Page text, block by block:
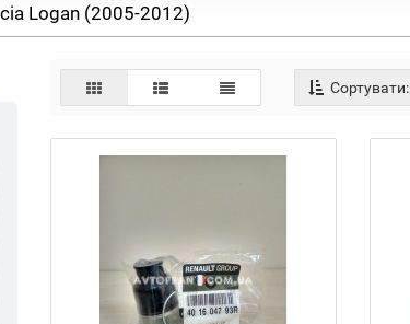
Logan (2005-2012)
Сортувати: